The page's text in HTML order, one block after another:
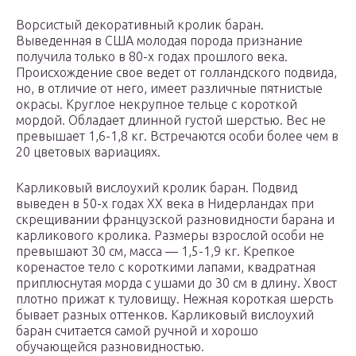
Ворсистый декоративный кролик баран.
Выведенная в США молодая порода признание
получила только в 80-х годах прошлого века.
Происхождение свое ведет от голландского подвида,
но, в отличие от него, имеет различные пятнистые
окрасы. Круглое некрупное тельце с короткой
мордой. Обладает длинной густой шерстью. Вес не
превышает 1,6-1,8 кг. Встречаются особи более чем в
20 цветовых вариациях.
Карликовый вислоухий кролик баран. Подвид
выведен в 50-х годах XX века в Нидерландах при
скрещивании французской разновидности барана и
карликового кролика. Размеры взрослой особи не
превышают 30 см, масса — 1,5-1,9 кг. Крепкое
коренастое тело с короткими лапами, квадратная
приплюснутая морда с ушами до 30 см в длину. Хвост
плотно прижат к туловищу. Нежная короткая шерсть
бывает разных оттенков. Карликовый вислоухий
баран считается самой ручной и хорошо
обучающейся разновидностью.